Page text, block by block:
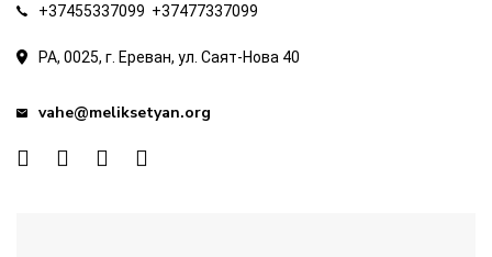
+37455337099 +37477337099
РА, 0025, г. Ереван, ул. Саят-Нова 40
vahe@meliksetyan.org